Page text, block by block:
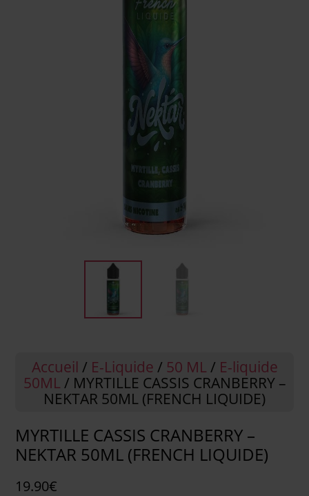
Accueil / E-Liquide / 50 ML / E-liquide
50ML / MYRTILLE CASSIS CRANBERRY –
NEKTAR 50ML (FRENCH LIQUIDE)
MYRTILLE CASSIS CRANBERRY –
NEKTAR 50ML (FRENCH LIQUIDE)
19.90€